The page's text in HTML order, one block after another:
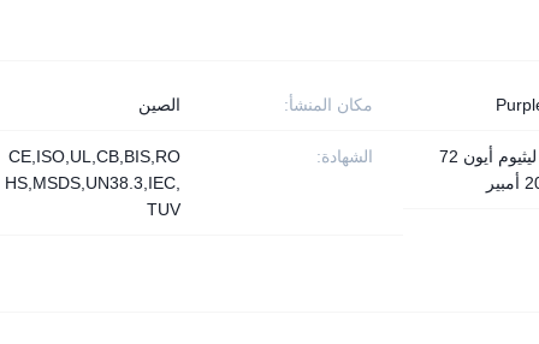
مكان المنشأ: الصين
الشهادة:
CE,ISO,UL,CB,BIS,RO
HS,MSDS,UN38.3,IEC,
TUV
بطارية ليثيوم أيون 72